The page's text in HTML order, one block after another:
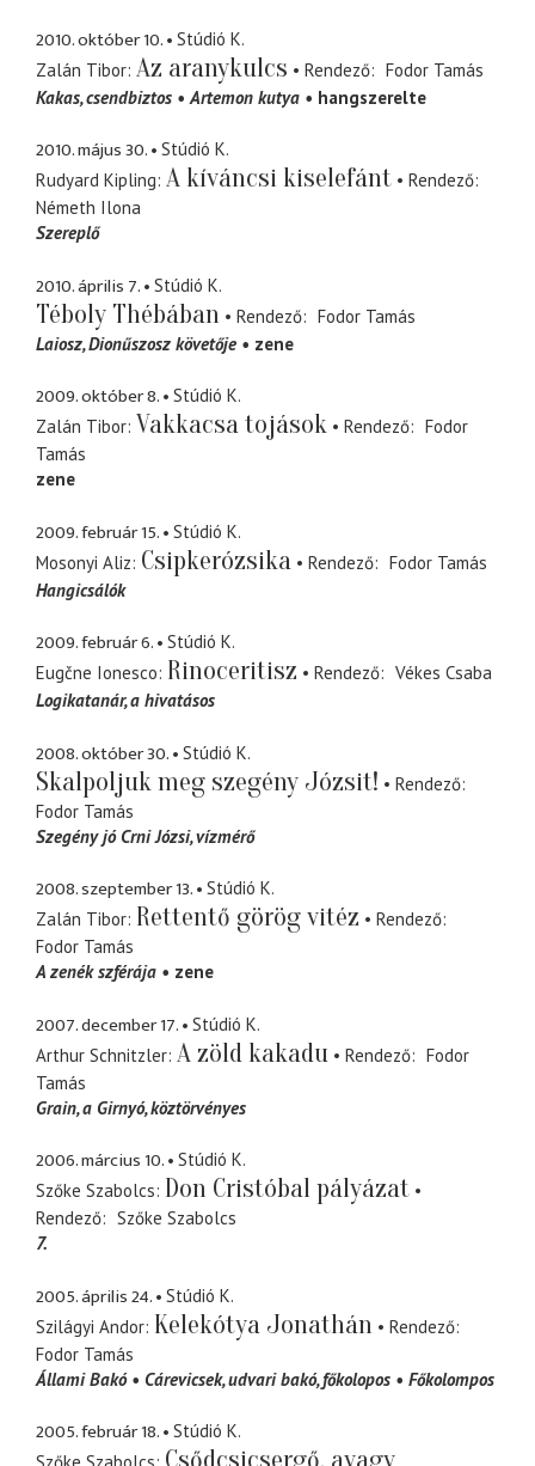
2010. október 10.
Stúdió K.
Zalán Tibor Az aranykulcs Rendező
Fodor Tamás
Kakas csendbiztos Artemon kutya hangszerelte
2010. május 30.
Stúdió K.
Rudyard Kipling A kíváncsi kiselefánt
Rendező
Németh Ilona
Szereplő
2010. április 7. Stúdió K.
Téboly Thébában Rendező
Fodor Tamás
Laiosz Dionűszosz követője zene
2009. október 8.
Stúdió K.
Zalán Tibor Vakkacsa tojások Rendező
Fodor
Tamás
zene
2009. február 15.
Stúdió K.
Mosonyi Aliz Csipkerózsika Rendező
Fodor Tamás
Hangicsálók
2009. február 6.
Stúdió K.
Eugčne Ionesco Rinoceritisz Rendező
Vékes Csaba
Logikatanár a hivatásos
2008. október 30. Stúdió K.
Skalpoljuk meg szegény Józsit!
Rendező
Fodor Tamás
Szegény jó Crni Józsi vízmérő
2008. szeptember 13.
Stúdió K.
Zalán Tibor Rettentő görög vitéz
Rendező
Fodor Tamás
A zenék szférája
zene
2007. december 17.
Stúdió K.
Arthur Schnitzler A zöld kakadu Rendező
Fodor
Tamás
Grain a Girnyó, köztörvényes
2006. március 10.
Stúdió K.
Szőke Szabolcs Don Cristóbal pályázat
Rendező
Szőke Szabolcs
7.
2005. április 24.
Stúdió K.
Szilágyi Andor Kelekótya Jonathán
Rendező
Fodor Tamás
Állami Bakó
Cárevicsek udvari bakó, főkolopos Főkolompos
2005. február 18.
Stúdió K.